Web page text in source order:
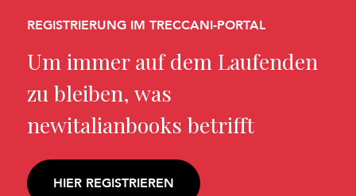
REGISTRIERUNG IM TRECCANI-PORTAL
Um immer auf dem Laufenden
zu bleiben, was
newitalianbooks betrifft
HIER REGISTRIEREN